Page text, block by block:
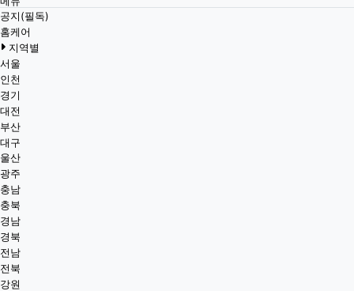
공지(필독)
홈케어
지역별
서울
인천
경기
대전
부산
대구
울산
광주
충남
충북
경남
경북
전남
전북
강원